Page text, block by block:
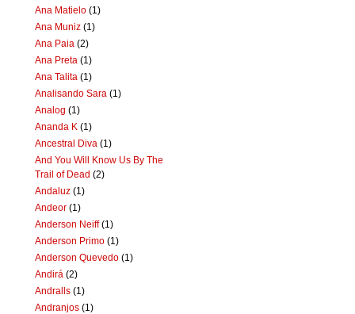
Ana Matielo (1)
Ana Muniz (1)
Ana Paia (2)
Ana Preta (1)
Ana Talita (1)
Analisando Sara (1)
Analog (1)
Ananda K (1)
Ancestral Diva (1)
And You Will Know Us By The
Trail of Dead (2)
Andaluz (1)
Andeor (1)
Anderson Neiff (1)
Anderson Primo (1)
Anderson Quevedo (1)
Andirá (2)
Andralls (1)
Andranjos (1)